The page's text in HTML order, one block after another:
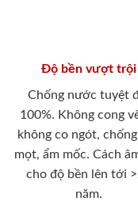
Độ bền vượt trội
Chống nước tuyệt
100%. Không cong
không co ngót,
mọt, ẩm mốc. Cách
cho độ bền lên tới
năm.